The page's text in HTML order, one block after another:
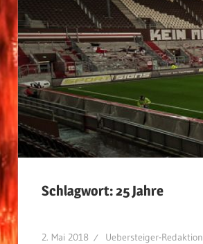
Schlagwort:25 Jahre
2. Mai 2018 Uebersteiger-Redaktion